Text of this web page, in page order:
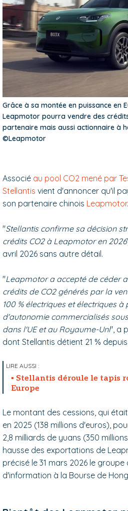
Grâce à sa montée en puissance en
Leapmotor pourra vendre des
partenaire mais aussi actionnaire à
©Leapmotor
Associé au pool CO2 mené par
Stellantis vient d'annoncer qu'il
son partenaire chinois Leapmotor.
"Stellantis confirme sa décision
crédits CO2 à Leapmotor en 2026
avril 2026 sans autre détail.
"Leapmotor a accepté de céder
crédits de CO2 générés par la
100 % électriques et électriques
d'autonomie commercialisés
dans l'UE et au Royaume-Uni", a
dont Stellantis détient 21 %
Stellantis déroule le tapis
Europe
Le montant des cessions, qui
en 2025 (138 millions d'euros),
2,8 milliards de yuans (350
hausse des exportations de
précisé le 31 mars 2026 le
d'information à la Bourse de